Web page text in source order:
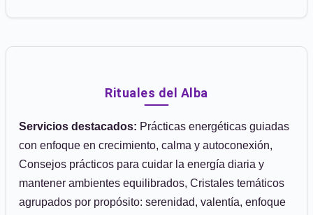
Rituales del Alba
Servicios destacados: Prácticas energéticas guiadas
con enfoque en crecimiento, calma y autoconexión,
Consejos prácticos para cuidar la energía diaria y
mantener ambientes equilibrados, Cristales temáticos
agrupados por propósito: serenidad, valentía, enfoque